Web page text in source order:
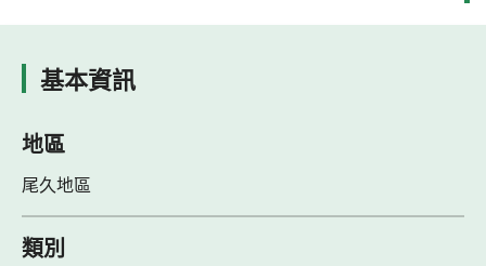
基本資訊
地區
尾久地區
類別